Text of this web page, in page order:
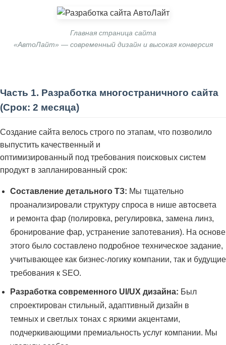
Главная страница сайта
«АвтоЛайт» — современный дизайн и высокая конверсия
Часть 1. Разработка многостраничного сайта
(Срок: 2 месяца)
Создание сайта велось строго по этапам, что позволило
выпустить качественный и
оптимизированный под требования поисковых систем
продукт в запланированный срок:
Составление детального ТЗ: Мы тщательно
проанализировали структуру спроса в нише автосвета
и ремонта фар (полировка, регулировка, замена линз,
бронирование фар, устранение запотевания). На основе
этого было составлено подробное техническое задание,
учитывающее как бизнес-логику компании, так и будущие
требования к SEO.
Разработка современного UI/UX дизайна: Был
спроектирован стильный, адаптивный дизайн в
темных и светлых тонах с яркими акцентами,
подчеркивающими премиальность услуг компании. Мы